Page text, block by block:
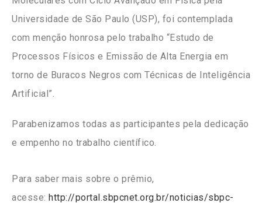
Universidade de São Paulo (USP), foi contemplada
com menção honrosa pelo trabalho “Estudo de
Processos Físicos e Emissão de Alta Energia em
torno de Buracos Negros com Técnicas de Inteligência
Artificial”.
Parabenizamos todas as participantes pela dedicação
e empenho no trabalho científico.
Para saber mais sobre o prêmio,
acesse: http://portal.sbpcnet.org.br/noticias/sbpc-